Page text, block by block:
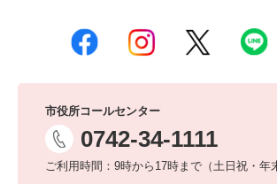
市役所コールセンター
0742-34-1111
ご利用時間：9時から17時まで（土日祝・年